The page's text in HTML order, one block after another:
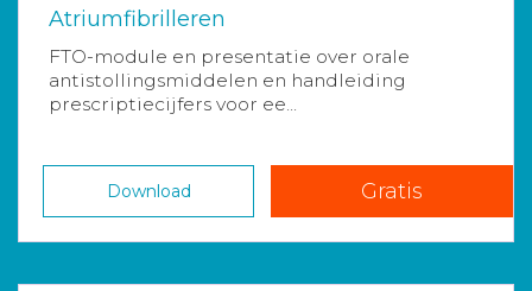
Atriumfibrilleren
FTO-module en presentatie over orale
antistollingsmiddelen en handleiding
prescriptiecijfers voor ee...
Download Gratis